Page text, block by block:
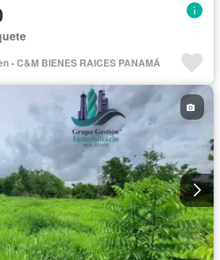
- C&M BIENES RAICES PANAMÁ